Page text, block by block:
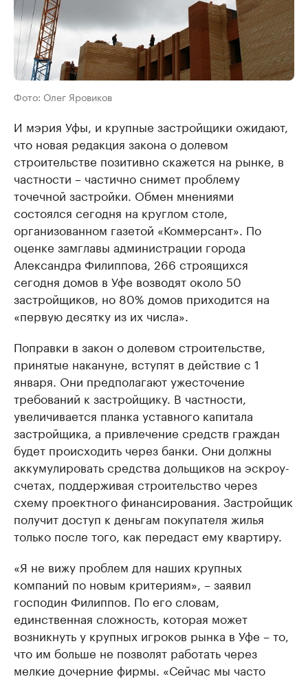
Фото: Олег Яровиков
И мэрия Уфы, и крупные застройщики ожидают,
что новая редакция закона о долевом
строительстве позитивно скажется на рынке, в
частности – частично снимет проблему
точечной застройки. Обмен мнениями
состоялся сегодня на круглом столе,
организованном газетой «Коммерсант». По
оценке замглавы администрации города
Александра Филиппова, 266 строящихся
сегодня домов в Уфе возводят около 50
застройщиков, но 80% домов приходится на
«первую десятку из их числа».
Поправки в закон о долевом строительстве,
принятые накануне, вступят в действие с 1
января. Они предполагают ужесточение
требований к застройщику. В частности,
увеличивается планка уставного капитала
застройщика, а привлечение средств граждан
будет происходить через банки. Они должны
аккумулировать средства дольщиков на эскроу-
счетах, поддерживая строительство через
схему проектного финансирования. Застройщик
получит доступ к деньгам покупателя жилья
только после того, как передаст ему квартиру.
«Я не вижу проблем для наших крупных
компаний по новым критериям», – заявил
господин Филиппов. По его словам,
единственная сложность, которая может
возникнуть у крупных игроков рынка в Уфе – то,
что им больше не позволят работать через
мелкие дочерние фирмы. «Сейчас мы часто